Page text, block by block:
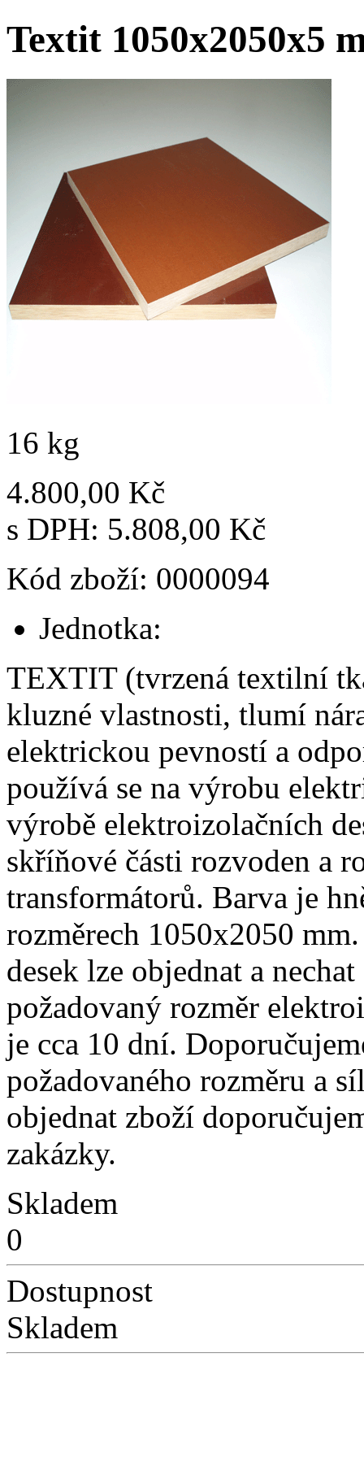
Textit 1050x2050x5
16 kg
4.800,00 Kč
s DPH: 5.808,00 Kč
Kód zboží: 0000094
Jednotka:
TEXTIT (tvrzená textilní
kluzné vlastnosti, tlumí
elektrickou pevností a
používá se na výrobu
výrobě elektroizolačních
skříňové části rozvoden a
transformátorů. Barva je
rozměrech 1050x2050
desek lze objednat a
požadovaný rozměr
je cca 10 dní.
požadovaného rozměru a
objednat zboží
zakázky.
Skladem
0
Dostupnost
Skladem